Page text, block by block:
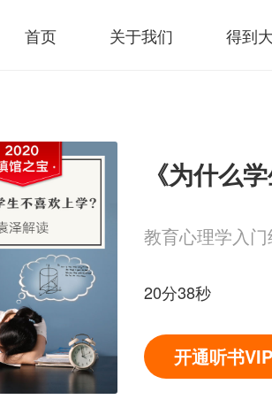
首页 关于我们 得到
教育心理学入
20分38秒
开通听书VIP